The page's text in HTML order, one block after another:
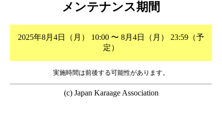
メンテナンス期間
2025年8月4日（月） 10:00 〜 8月4日（月） 23:59（予
定）
実施時間は前後する可能性があります。
(c) Japan Karaage Association